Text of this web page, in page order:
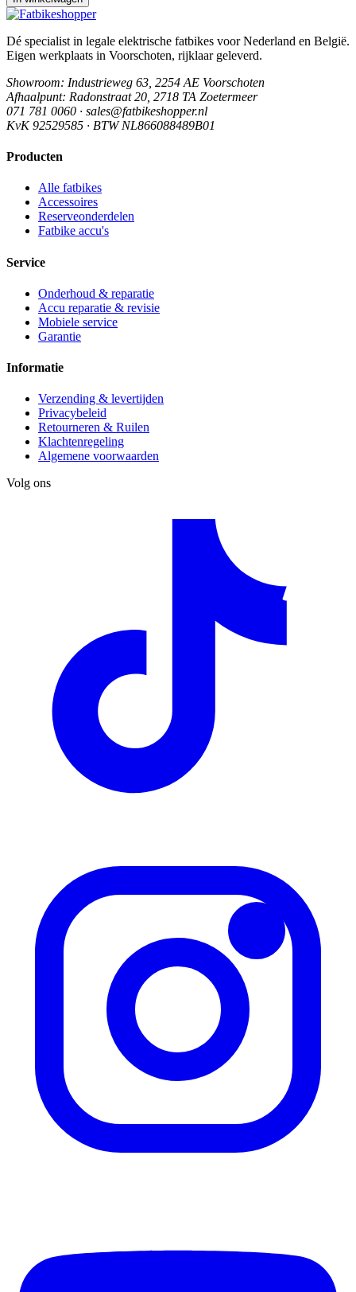
Dé specialist in legale elektrische fatbikes voor Nederland en België.
Eigen werkplaats in Voorschoten, rijklaar geleverd.
Showroom: Industrieweg 63, 2254 AE Voorschoten
Afhaalpunt: Radonstraat 20, 2718 TA Zoetermeer
071 781 0060 · sales@fatbikeshopper.nl
KvK 92529585 · BTW NL866088489B01
Producten
Alle fatbikes
Accessoires
Reserveonderdelen
Fatbike accu's
Service
Onderhoud & reparatie
Accu reparatie & revisie
Mobiele service
Garantie
Informatie
Verzending & levertijden
Privacybeleid
Retourneren & Ruilen
Klachtenregeling
Algemene voorwaarden
Volg ons